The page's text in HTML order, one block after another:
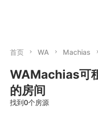
首页 WA Machias
WAMachias可
的房间
找到0个房源